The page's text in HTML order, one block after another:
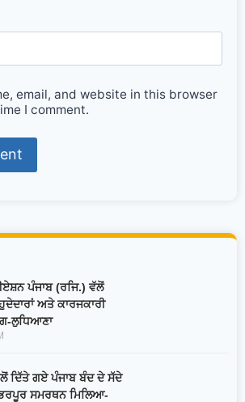
email, and website in this browser
I comment.
ਪੰਜਾਬ (ਰਜਿ.) ਵੱਲੋਂ
ਅਤੇ ਕਾਰਜਕਾਰੀ
ਲੁਧਿਆਣਾ
ਦਿੱਤੇ ਗਏ ਪੰਜਾਬ ਬੰਦ ਦੇ ਸੱਦੇ
ਸਮਰਥਨ ਮਿਲਿਆ-